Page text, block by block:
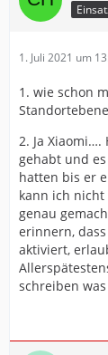
1. Juli 2021 um
1. wie schon
2. Ja
gehabt und
hatten bis er
kann ich
genau
erinnern,
aktiviert,
schreiben